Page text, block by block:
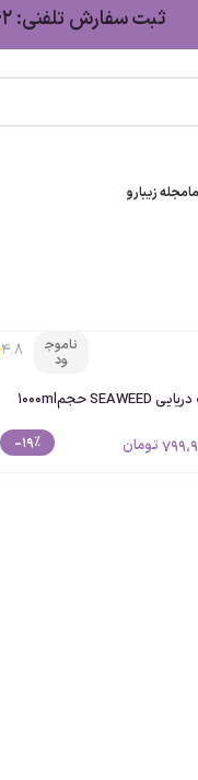
ثبت سفارش تلفنی: 02191010242 (ساعات اداری)
مجله زیبارو
ناموج
ود 4.8
ماسک مو جلبک دریایی SEAWEED حجم1000ml
تومان -19%